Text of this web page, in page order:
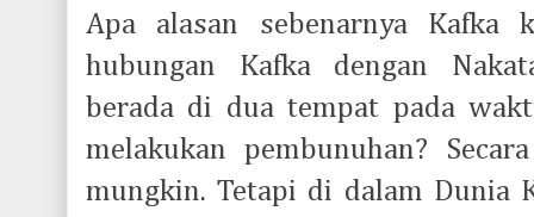
Apa alasan sebenarnya Kafka
hubungan Kafka dengan
berada di dua tempat pada
melakukan pembunuhan?
mungkin. Tetapi di dalam Dunia